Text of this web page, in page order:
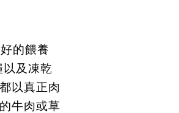
的餵養
及凍乾
以真正肉
牛肉或草